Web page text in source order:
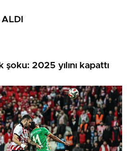
şoku: 2025 yılını kapattı